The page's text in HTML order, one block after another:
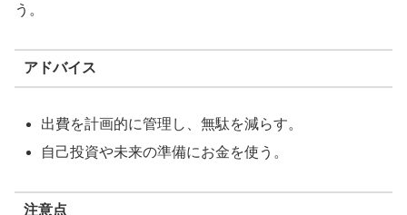
う。
アドバイス
出費を計画的に管理し、無駄を減らす。
自己投資や未来の準備にお金を使う。
注意点